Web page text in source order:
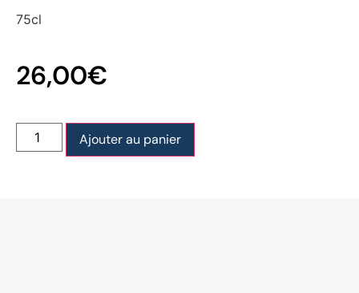
75cl
26,00€
Ajouter au panier